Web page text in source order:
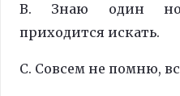
B. Знаю один
приходится искать.
C. Совсем не помню,